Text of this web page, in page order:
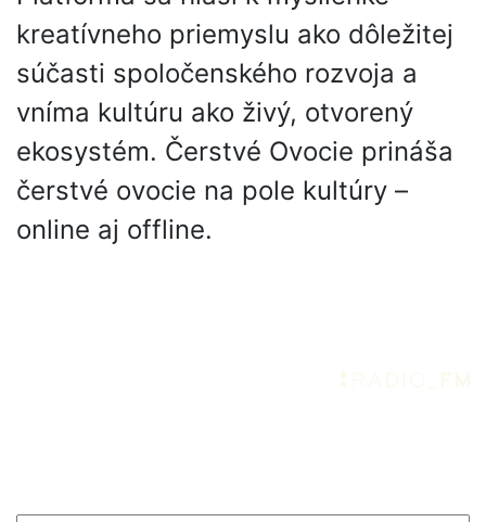
kreatívneho priemyslu ako dôležitej
súčasti spoločenského rozvoja a
vníma kultúru ako živý, otvorený
ekosystém. Čerstvé Ovocie prináša
čerstvé ovocie na pole kultúry –
online aj offline.